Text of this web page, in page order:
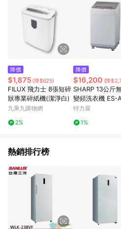
使用APP、或中途瀏覽比價網、回饋網
由網頁版(電腦版/手機版網頁)切換為
無法進行 LINE POINTS 回饋。 (5) LINE 購物為購物資訊整合性
平台，商品資料更新會有時間差，如顯
位、贈品與台灣樂天市場銷售網頁不符
(6) 導購訂單已逾 365 天，根據台灣樂
點數回饋或點數回饋有爭議，台灣樂天
追訴之權利，活動詳情以樂天市場網站
降價
$1,875 (降$625)
FILUX 飛力士 8張短碎
狀專業碎紙機(潔淨白)
九乘九購物網
2%
降價
$16,200 (降
SHARP 13公斤
變頻洗衣機 ES-
T
特力屋
1%
熱銷排行榜